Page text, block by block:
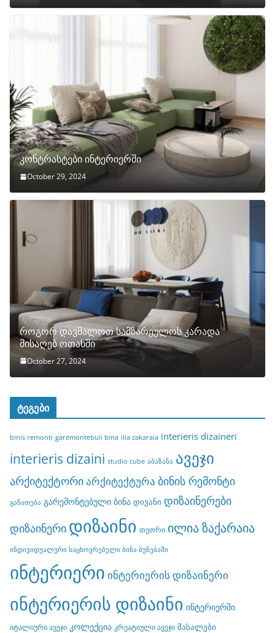
კონტრასტები ინტერიერში
October 29, 2024
როგორ დავმალოთ სამზარეულოს კარადა
მისაღებ ოთახში
October 27, 2024
ტეგები
binis remonti garemontebuli bina ilia zakaraia interieris dizaineri
interieris dizaini studio cube აბაზანა ავეჯი
არქიტექტორიარქიტექტურა ბინის რემონტი
განათება გარემონტებული ბინა დივანი დიზაინერები
დიზაინერი დიზაინი თეთრი ილია ზაქარაია
ინდივიდუალური საცხოვრებელი ბინა ბუნებაში
ინტერიერი ინტერიერის დიზაინერი
ინტერიერის დიზაინი ინტერიერში
იტალიური ავეჯი კოლექცია კრეატიული ავეჯი მასალები